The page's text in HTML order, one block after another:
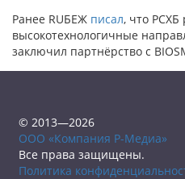
Ранее RUБЕЖ писал, что РСХБ
высокотехнологичные
заключил партнёрство с
© 2013—2026
ООО «Компания Р-Медиа»
Все права защищены.
Политика